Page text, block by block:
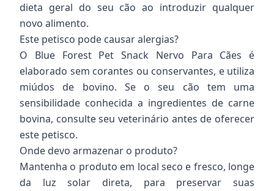
dieta geral do seu cão ao introduzir qualquer
novo alimento.
Este petisco pode causar alergias?
O Blue Forest Pet Snack Nervo Para Cães é
elaborado sem corantes ou conservantes, e utiliza
miúdos de bovino. Se o seu cão tem uma
sensibilidade conhecida a ingredientes de carne
bovina, consulte seu veterinário antes de oferecer
este petisco.
Onde devo armazenar o produto?
Mantenha o produto em local seco e fresco, longe
da luz solar direta, para preservar suas